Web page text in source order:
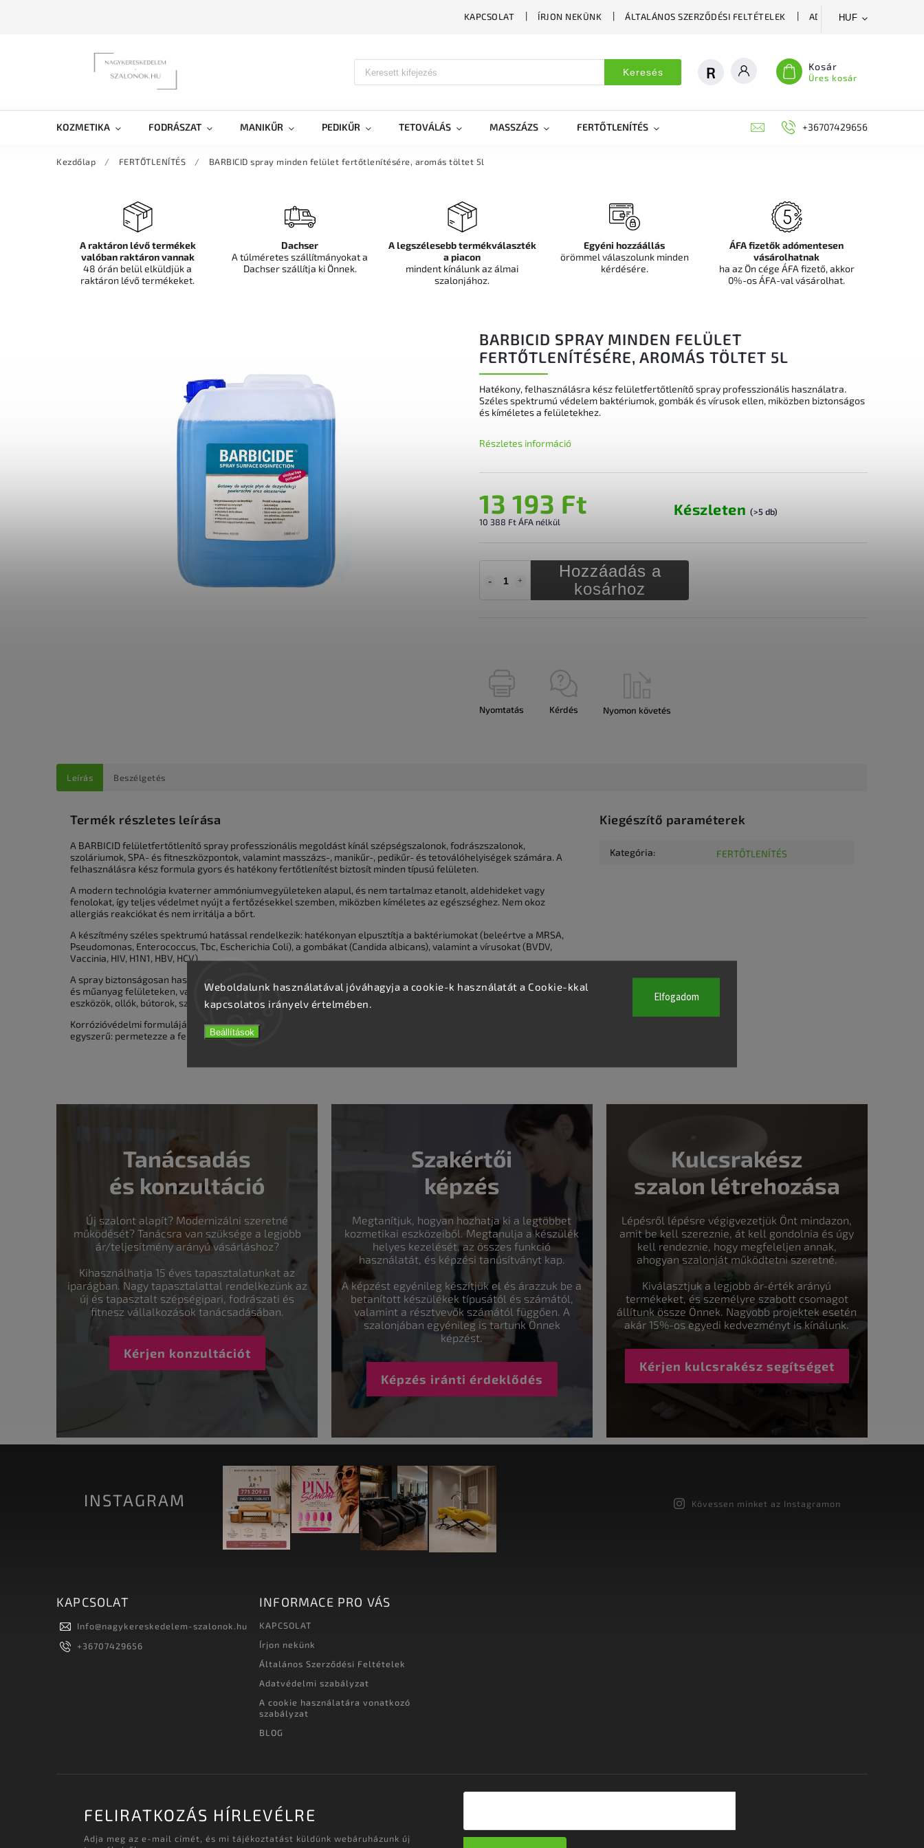
Weboldalunk használatával jóváhagyja a cookie-k használatát a Cookie-kkal
kapcsolatos irányelv értelmében.
Beállítások
Elfogadom
KAPCSOLAT ÍRJON NEKÜNK ÁLTALÁNOS SZERZŐDÉSI FELTÉTELEK ADATVÉDELMI
HUF
Keresés Kosár
Üres kosár
KOZMETIKA FODRÁSZAT MANIKŰR PEDIKŰR TETOVÁLÁS MASSZÁZS FERTŐTLENÍTÉS DEKORÁCIÓS FALPANEL, MŰNÖVÉNY FAL
+36707429656
Kezdőlap / FERTŐTLENÍTÉS / BARBICID spray minden felület fertőtlenítésére, aromás töltet 5l
BARBICID SPRAY MINDEN FELÜLET
FERTŐTLENÍTÉSÉRE, AROMÁS TÖLTET 5L
13 193 Ft
10 388 Ft ÁFA nélkül
Készleten (>5 db)
Hozzáadás a
kosárhoz
Hatékony, felhasználásra kész felületfertőtlenítő spray professzionális használatra.
Széles spektrumú védelem baktériumok, gombák és vírusok ellen, miközben biztonságos
és kíméletes a felületekhez.
Részletes információ
Nyomtatás Kérdés Nyomon követés
A raktáron lévő termékek
valóban raktáron vannak
48 órán belül elküldjük a
raktáron lévő termékeket.
Dachser
A túlméretes szállítmányokat a
Dachser szállítja ki Önnek.
A legszélesebb termékválaszték
a piacon
mindent kínálunk az álmai
szalonjához.
Egyéni hozzáállás
örömmel válaszolunk minden
kérdésére.
ÁFA fizetők adómentesen
vásárolhatnak
ha az Ön cége ÁFA fizető, akkor
0%-os ÁFA-val vásárolhat.
Leírás Beszélgetés
Termék részletes leírása
A BARBICID felületfertőtlenítő spray professzionális megoldást kínál szépségszalonok, fodrászszalonok,
szoláriumok, SPA- és fitneszközpontok, valamint masszázs-, manikűr-, pedikűr- és tetoválóhelyiségek számára. A
felhasználásra kész formula gyors és hatékony fertőtlenítést biztosít minden típusú felületen.
A modern technológia kvaterner ammóniumvegyületeken alapul, és nem tartalmaz etanolt, aldehideket vagy
fenolokat, így teljes védelmet nyújt a fertőzésekkel szemben, miközben kíméletes az egészséghez. Nem okoz
allergiás reakciókat és nem irritálja a bőrt.
A készítmény széles spektrumú hatással rendelkezik: hatékonyan elpusztítja a baktériumokat (beleértve a MRSA,
Pseudomonas, Enterococcus, Tbc, Escherichia Coli), a gombákat (Candida albicans), valamint a vírusokat (BVDV,
Vaccinia, HIV, H1N1, HBV, HCV).
A spray biztonságosan használható különböző felületeken, például akril (szolárium), rozsdamentes acél, kerámia
és műanyag felületeken, valamint fodrászati és kozmetikai eszközökön, mint például fésűk, kefék, hajformázó
eszközök, ollók, bútorok, székek vagy padlók.
Korrózióvédelmi formulájának köszönhetően nem hagy foltot és nem károsítja a felületeket. Használata
egyszerű: permetezze a felületre, hagyja hatni legalább 1 percig (teljes hatás 3 perc), majd törölje le.
Kiegészítő paraméterek
Kategória: FERTŐTLENÍTÉS
Tanácsadás
és konzultáció
Új szalont alapít? Modernizálni szeretné
működését? Tanácsra van szüksége a legjobb
ár/teljesítmény arányú vásárláshoz?
Kihasználhatja 15 éves tapasztalatunkat az
iparágban. Nagy tapasztalattal rendelkezünk az
új és tapasztalt szépségipari, fodrászati és
fitnesz vállalkozások tanácsadásában.
Kérjen konzultációt
Szakértői
képzés
Megtanítjuk, hogyan hozhatja ki a legtöbbet
kozmetikai eszközeiből. Megtanulja a készülék
helyes kezelését, az összes funkció
használatát, és képzési tanúsítványt kap.
A képzést egyénileg készítjük el és árazzuk be a
betanított készülékek típusától és számától,
valamint a résztvevők számától függően. A
szalonjában egyénileg is tartunk Önnek
képzést.
Képzés iránti érdeklődés
Kulcsrakész
szalon létrehozása
Lépésről lépésre végigvezetjük Önt mindazon,
amit be kell szereznie, át kell gondolnia és úgy
kell rendeznie, hogy megfeleljen annak,
ahogyan szalonját működtetni szeretné.
Kiválasztjuk a legjobb ár-érték arányú
termékeket, és személyre szabott csomagot
állítunk össze Önnek. Nagyobb projektek esetén
akár 15%-os egyedi kedvezményt is kínálunk.
Kérjen kulcsrakész segítséget
INSTAGRAM Kövessen minket az Instagramon
KAPCSOLAT
Info@nagykereskedelem-szalonok.hu
+36707429656
INFORMACE PRO VÁS
KAPCSOLAT
Írjon nekünk
Általános Szerződési Feltételek
Adatvédelmi szabályzat
A cookie használatára vonatkozó
szabályzat
BLOG
FELIRATKOZÁS HÍRLEVÉLRE
Adja meg az e-mail címét, és mi tájékoztatást küldünk webáruházunk új